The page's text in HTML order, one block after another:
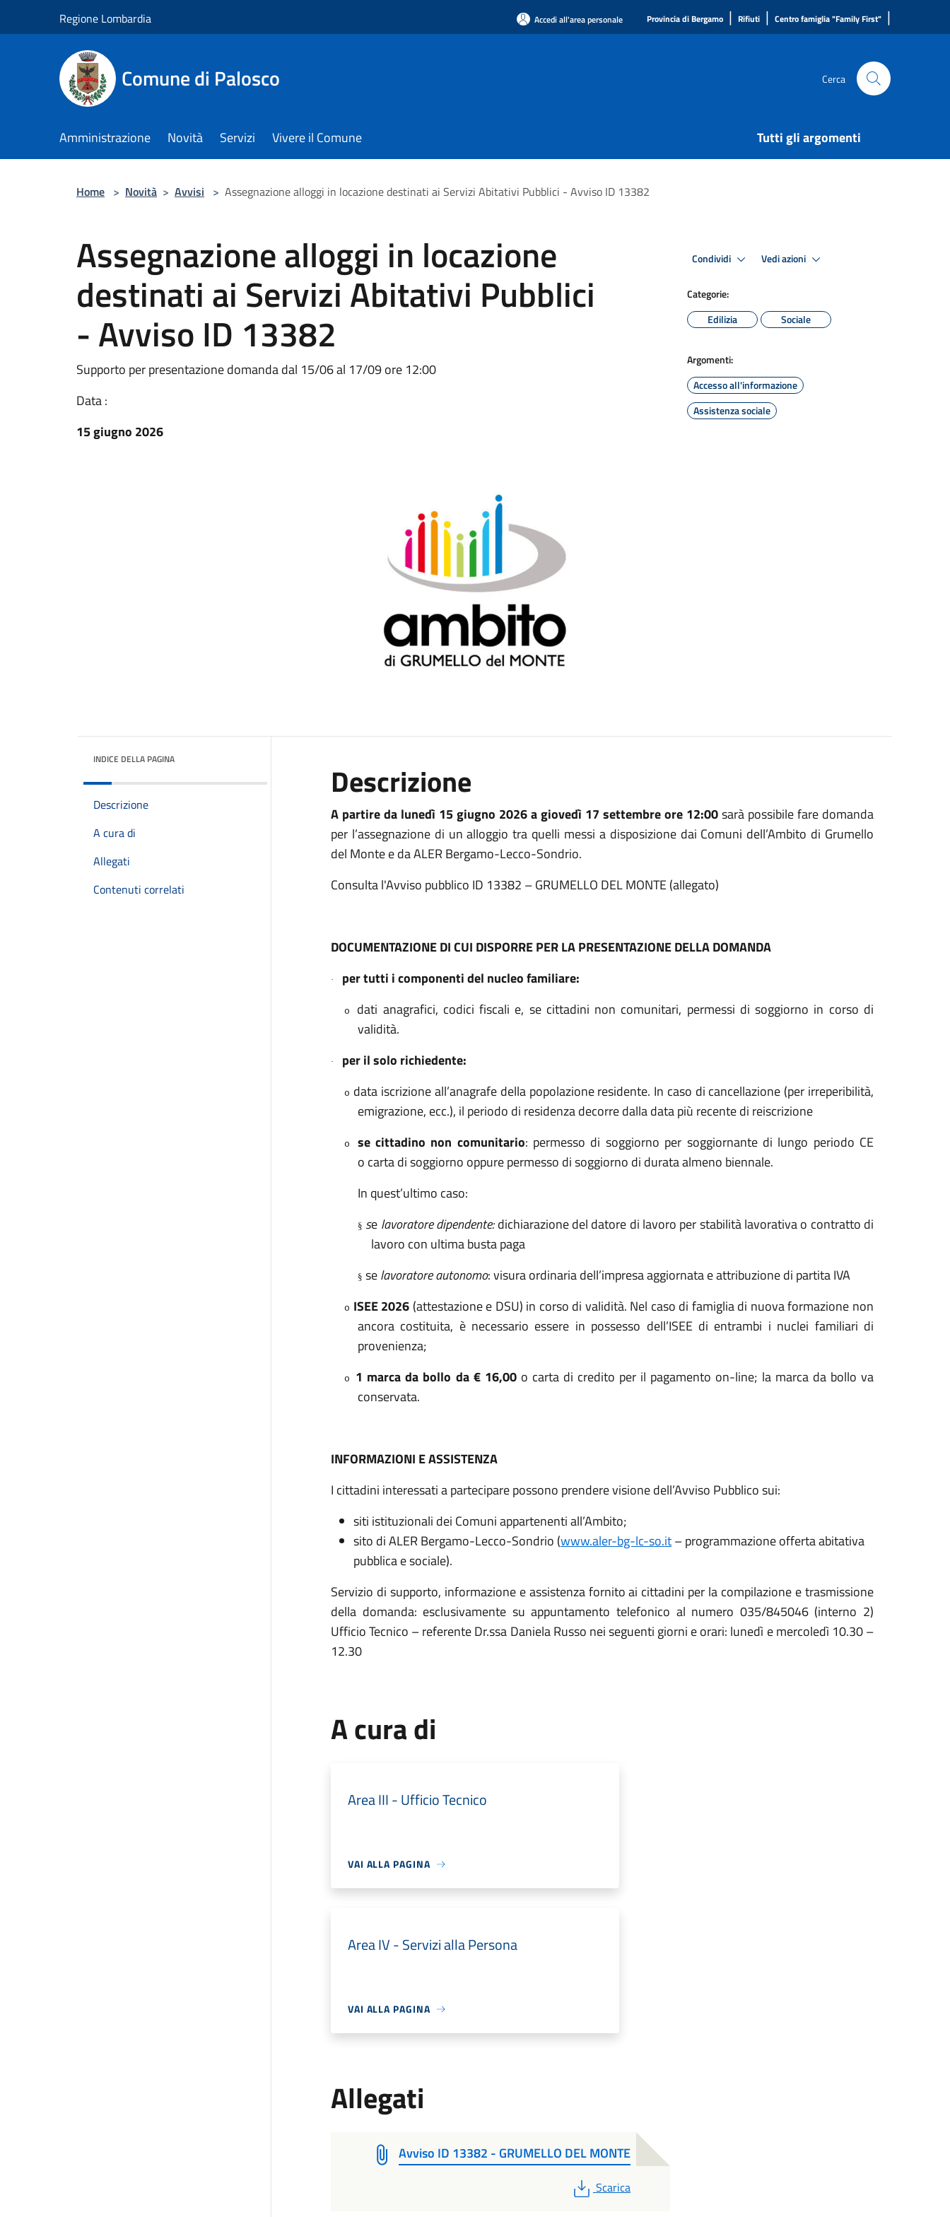
Regione Lombardia Accedi all'area personale Provincia di Bergamo | Rifiuti | Centro famiglia "Family First" |
Comune di Palosco Cerca
Amministrazione Novità Servizi Vivere il Comune Tutti gli argomenti
Home > Novità > Avvisi > Assegnazione alloggi in locazione destinati ai Servizi Abitativi Pubblici - Avviso ID 13382
Assegnazione alloggi in locazione
destinati ai Servizi Abitativi Pubblici
- Avviso ID 13382
Supporto per presentazione domanda dal 15/06 al 17/09 ore 12:00
Data :
15 giugno 2026
Condividi Vedi azioni
Categorie:
Edilizia
Sociale
Argomenti:
Accesso all'informazione
Assistenza sociale
INDICE DELLA PAGINA
Descrizione
A cura di
Allegati
Contenuti correlati
Descrizione
A partire da lunedì 15 giugno 2026 a giovedì 17 settembre ore 12:00sarà possibile fare domanda
per l’assegnazione di un alloggio tra quelli messi a disposizione dai Comuni dell’Ambito di Grumello
del Monte e da ALER Bergamo-Lecco-Sondrio.
Consulta l'Avviso pubblico ID 13382 – GRUMELLO DEL MONTE (allegato)
DOCUMENTAZIONE DI CUI DISPORRE PER LA PRESENTAZIONE DELLA DOMANDA
· per tutti i componenti del nucleo familiare:
o
dati anagrafici, codici fiscali e, se cittadini non comunitari, permessi di soggiorno in corso di
validità.
· per il solo richiedente:
o data iscrizione all’anagrafe della popolazione residente. In caso di cancellazione (per irreperibilità,
emigrazione, ecc.), il periodo di residenza decorre dalla data più recente di reiscrizione
o se cittadino non comunitario: permesso di soggiorno per soggiornante di lungo periodo CE
o carta di soggiorno oppure permesso di soggiorno di durata almeno biennale.
In quest’ultimo caso:
§ se lavoratore dipendente:dichiarazione del datore di lavoro per stabilità lavorativa o contratto di
lavoro con ultima busta paga
§ selavoratore autonomo: visura ordinaria dell’impresa aggiornata e attribuzione di partita IVA
o ISEE 2026 (attestazione e DSU) in corso di validità. Nel caso di famiglia di nuova formazione non
ancora costituita, è necessario essere in possesso dell’ISEE di entrambi i nuclei familiari di
provenienza;
o 1 marca da bollo da € 16,00o carta di credito per il pagamento on-line; la marca da bollo va
conservata.
INFORMAZIONI E ASSISTENZA
I cittadini interessati a partecipare possono prendere visione dell’Avviso Pubblico sui:
siti istituzionali dei Comuni appartenenti all’Ambito;
sito di ALER Bergamo-Lecco-Sondrio (www.aler-bg-lc-so.it– programmazione offerta abitativa
pubblica e sociale).
Servizio di supporto, informazione e assistenza fornito ai cittadini per la compilazione e trasmissione
della domanda: esclusivamente su appuntamento telefonico al numero 035/845046 (interno 2)
Ufficio Tecnico – referente Dr.ssa Daniela Russo nei seguenti giorni e orari: lunedì e mercoledì 10.30 –
12.30
A cura di
Area III - Ufficio Tecnico
VAI ALLA PAGINA
Area IV - Servizi alla Persona
VAI ALLA PAGINA
Allegati
Avviso ID 13382 - GRUMELLO DEL MONTE
PDF
Scarica